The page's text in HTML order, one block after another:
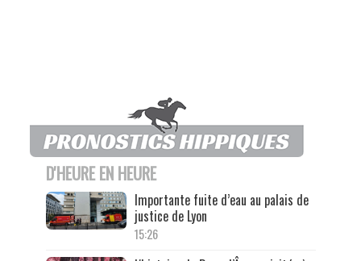
D'HEURE EN HEURE
Importante fuite d’eau au palais de
justice de Lyon
15:26